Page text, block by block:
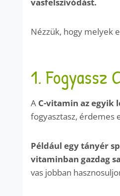
vasfelszívódást.
Nézzük, hogy melyek
1. Fogyassz
A C-vitamin az egyik
fogyasztasz, érdemes
Például egy tányér
vitaminban gazdag
vas jobban